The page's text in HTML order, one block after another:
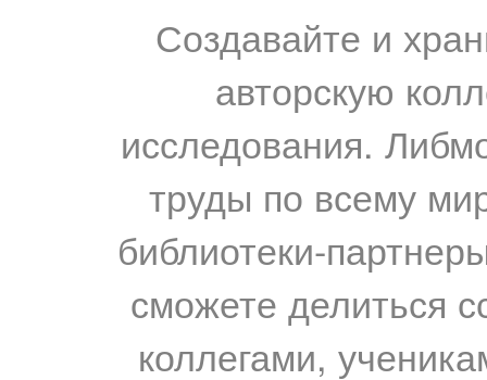
Создавайте и
авторскую
исследования.
труды по всему
библиотеки-
сможете делиться
коллегами,